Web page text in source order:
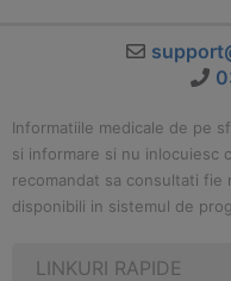
Informatiile medicale de pe
si informare si nu inlocuiesc
recomandat sa consultati fie
disponibili in sistemul de
LINKURI RAPIDE